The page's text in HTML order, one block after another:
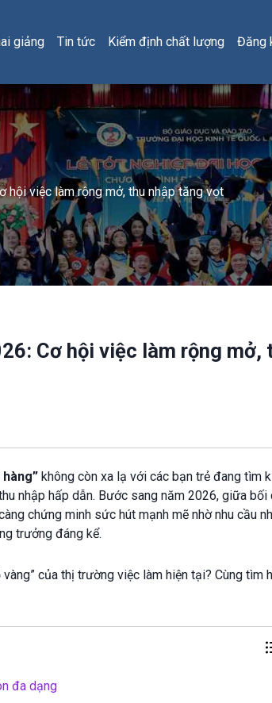
giảng Tin tức Kiểm định chất lượng Đăng
hội việc làm rộng mở, thu nhập tăng vọt
Cơ hội việc làm rộng mở,
hàng” không còn xa lạ với các bạn trẻ đang tìm
nhập hấp dẫn. Bước sang năm 2026, giữa bối
chứng minh sức hút mạnh mẽ nhờ nhu cầu
trưởng đáng kể.
của thị trường việc làm hiện tại? Cùng tìm
đa dạng